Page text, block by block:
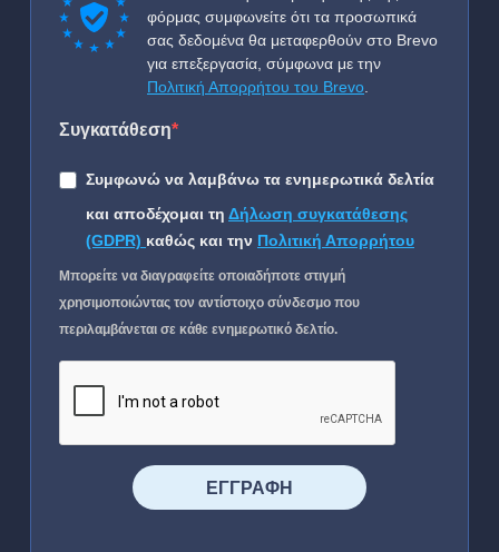
φόρμας συμφωνείτε ότι τα προσωπικά
σας δεδομένα θα μεταφερθούν στο Brevo
για επεξεργασία, σύμφωνα με την
Πολιτική Απορρήτου του Brevo
Συγκατάθεση
Συμφωνώ να λαμβάνω τα ενημερωτικά δελτία
και αποδέχομαι τη Δήλωση συγκατάθεσης
(GDPR) καθώς και την Πολιτική Απορρήτου
Μπορείτε να διαγραφείτε οποιαδήποτε στιγμή
χρησιμοποιώντας τον αντίστοιχο σύνδεσμο που
περιλαμβάνεται σε κάθε ενημερωτικό δελτίο.
⠀⠀⠀⠀ΕΓΓΡΑΦΗ⠀⠀⠀⠀